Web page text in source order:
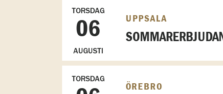
TORSDAG
06
AUGUSTI
UPPSALA
TORSDAG
ÖREBRO